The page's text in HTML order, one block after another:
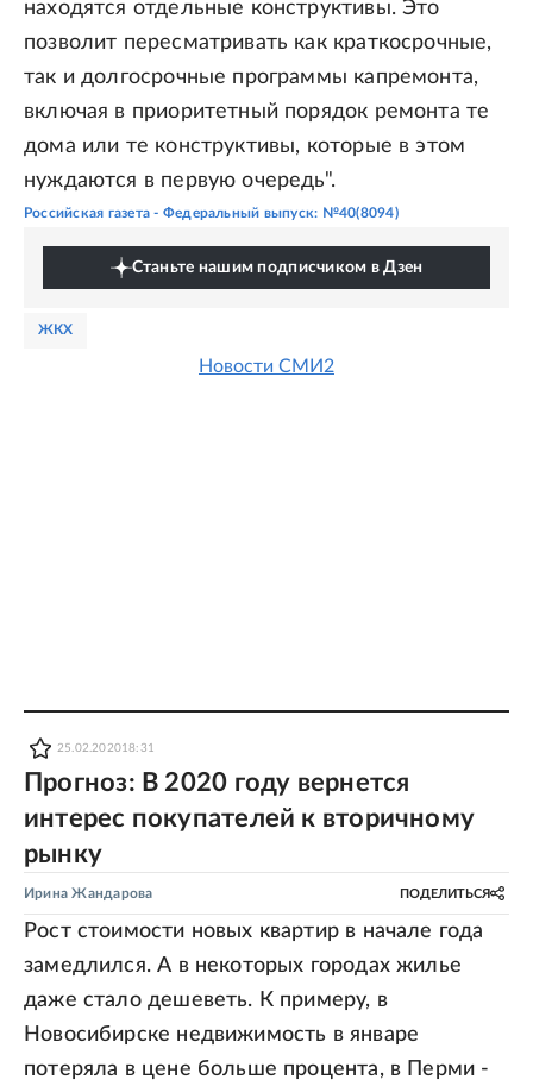
находятся отдельные конструктивы. Это
позволит пересматривать как краткосрочные,
так и долгосрочные программы капремонта,
включая в приоритетный порядок ремонта те
дома или те конструктивы, которые в этом
нуждаются в первую очередь".
Российская газета - Федеральный выпуск: №40(8094)
Станьте нашим подписчиком в Дзен
ЖКХ
Новости СМИ2
25.02.202018:31
Прогноз: В 2020 году вернется
интерес покупателей к вторичному
рынку
Ирина Жандарова ПОДЕЛИТЬСЯ
Рост стоимости новых квартир в начале года
замедлился. А в некоторых городах жилье
даже стало дешеветь. К примеру, в
Новосибирске недвижимость в январе
потеряла в цене больше процента, в Перми -